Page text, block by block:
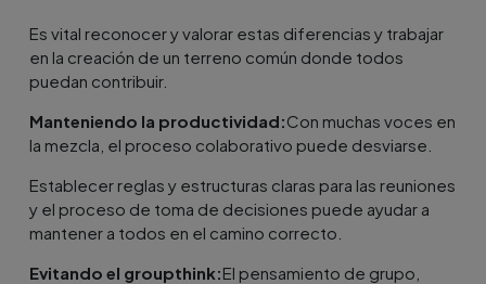
Es vital reconocer y valorar estas diferencias y trabajar
en la creación de un terreno común donde todos
puedan contribuir.
Manteniendo la productividad:Con muchas voces en
la mezcla, el proceso colaborativo puede desviarse.
Establecer reglas y estructuras claras para las reuniones
y el proceso de toma de decisiones puede ayudar a
mantener a todos en el camino correcto.
Evitando el groupthink:El pensamiento de grupo,